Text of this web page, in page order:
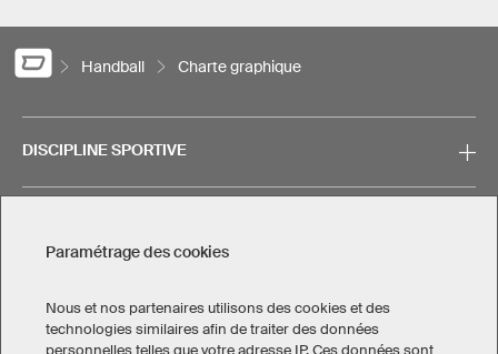
Handball Charte graphique
DISCIPLINE SPORTIVE
Paramétrage des cookies
Nous et nos partenaires utilisons des cookies et des
technologies similaires afin de traiter des données
personnelles telles que votre adresse IP. Ces données sont